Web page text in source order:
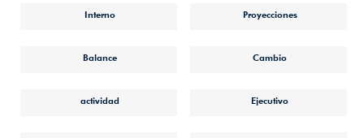
Interno Proyecciones
Balance Cambio
actividad Ejecutivo